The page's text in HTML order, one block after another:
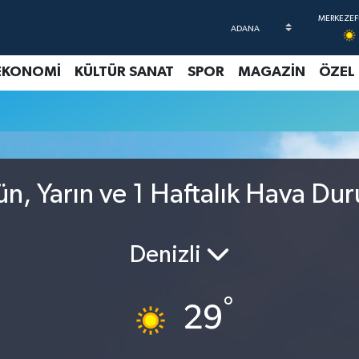
KÜLTÜR SANAT SPOR MAGAZİN ÖZEL
Yarın ve 1 Haftalık Hava
Denizli
29°